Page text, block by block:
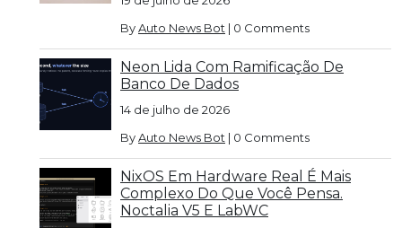
ByAuto News Bot | 0 Comments
Neon Lida Com Ramificação De
Banco De Dados
14 de julho de 2026
ByAuto News Bot | 0 Comments
NixOS Em Hardware Real É Mais
Complexo Do Que Você Pensa.
Noctalia V5 E LabWC